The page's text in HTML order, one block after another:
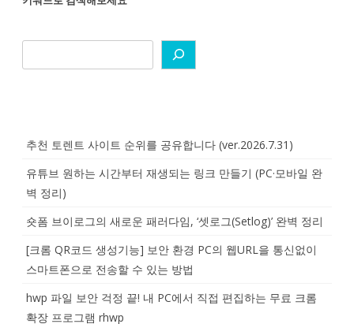
추천 토렌트 사이트 순위를 공유합니다 (ver.2026.7.31)
유튜브 원하는 시간부터 재생되는 링크 만들기 (PC·모바일 완
벽 정리)
숏폼 브이로그의 새로운 패러다임, ‘셋로그(Setlog)’ 완벽 정리
[크롬 QR코드 생성기능] 보안 환경 PC의 웹URL을 통신없이
스마트폰으로 전송할 수 있는 방법
hwp 파일 보안 걱정 끝! 내 PC에서 직접 편집하는 무료 크롬
확장 프로그램 rhwp